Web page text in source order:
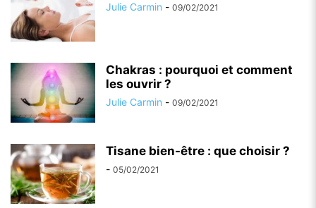
Julie Carmin - 09/02/2021
Chakras : pourquoi et comment
les ouvrir ?
Julie Carmin - 09/02/2021
Tisane bien-être : que choisir ?
- 05/02/2021